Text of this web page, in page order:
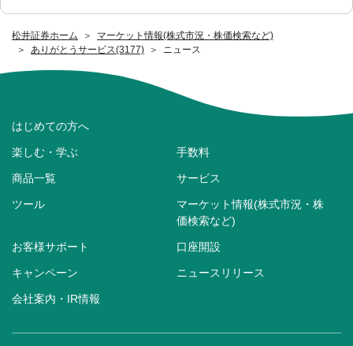
松井証券ホーム
マーケット情報(株式市況・株価検索など)
ありがとうサービス(3177)
ニュース
はじめての方へ
楽しむ・学ぶ 手数料
商品一覧 サービス
ツール
マーケット情報(株式市況・株
価検索など)
お客様サポート 口座開設
キャンペーン ニュースリリース
会社案内・IR情報